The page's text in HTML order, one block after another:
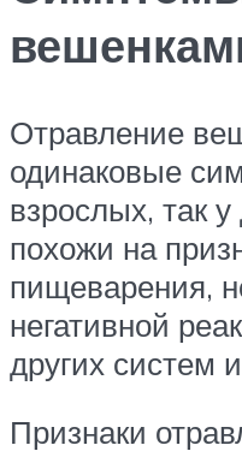
Отравление
одинаковые
взрослых, так
похожи на
пищеварения,
негативной
других систем
Признаки